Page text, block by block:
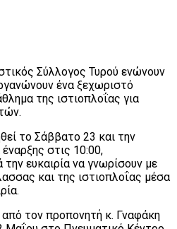
Σύλλογος Τυρού ενώνουν
ένα ξεχωριστό
της ιστιοπλοΐας για
το Σάββατο 23 και την
στις 10:00,
ευκαιρία να γνωρίσουν με
και της ιστιοπλοΐας μέσα
τον προπονητή κ. Γναφάκη